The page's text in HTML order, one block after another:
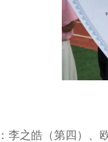
李之皓（第四）、